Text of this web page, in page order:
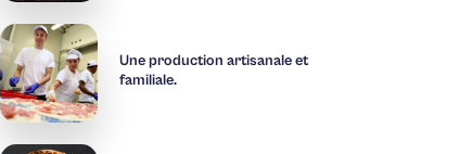
Une production artisanale et
familiale.